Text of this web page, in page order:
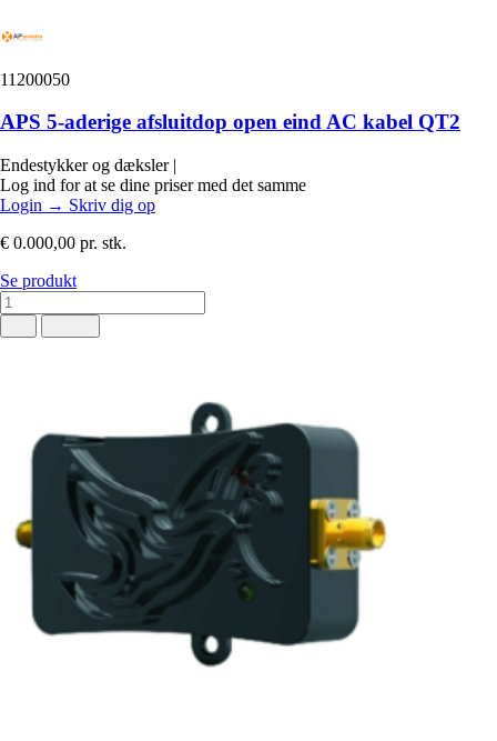
11200050
APS 5-aderige afsluitdop open eind AC kabel QT2
Endestykker og dæksler |
Log ind for at se dine priser med det samme
Login → Skriv dig op
€ 0.000,00 pr. stk.
Se produkt